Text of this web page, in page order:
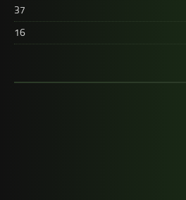
37
16